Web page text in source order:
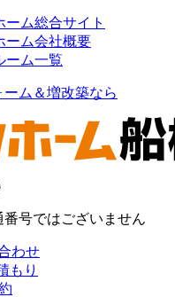
ーム総合サイト
ーム会社概要
ーム一覧
ム＆増改築なら
号ではございません
わせ
もり